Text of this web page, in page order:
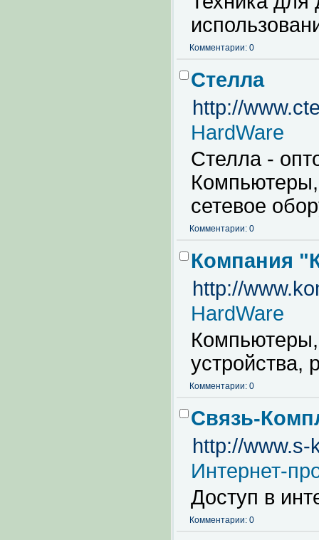
Комментарии: 0
Стелла
http://
HardWare
Стелла -
сетевое
Комментарии: 0
Компания
http://
HardWare
устройства,
Комментарии: 0
Связь-
http://www.s-
Интернет-
Доступ в
Комментарии: 0